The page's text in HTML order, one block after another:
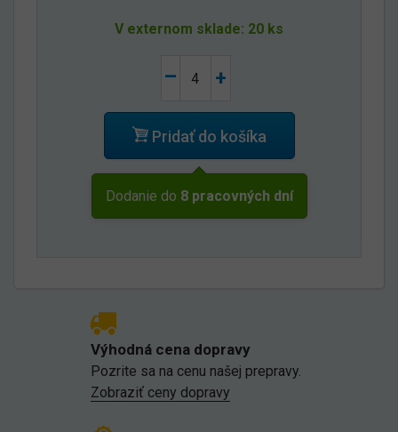
V externom sklade: 20 ks
– +
Pridať do košíka
Dodanie do 8 pracovných dní
Výhodná cena dopravy
Pozrite sa na cenu našej prepravy.
Zobraziť ceny dopravy